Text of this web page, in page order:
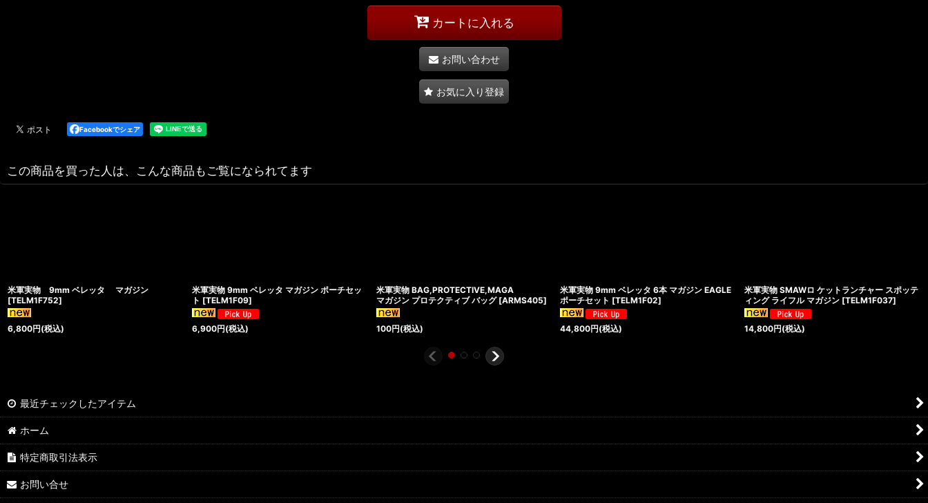
カートに入れる
お問い合わせ
お気に入り登録
Facebookでシェア
この商品を買った人は、こんな商品もご覧になられてます
米軍実物 9mm ベレッタ マガジン
[TELM1F752]
6,800円(税込)
米軍実物 9mm ベレッタ マガジン ポーチセッ
ト [TELM1F09]
6,900円(税込)
米軍実物 BAG,PROTECTIVE,MAGA
マガジン プロテクティブ バッグ [ARMS405]
100円(税込)
米軍実物 9mm ベレッタ 6本 マガジン EAGLE
ポーチセット [TELM1F02]
44,800円(税込)
米軍実物 SMAWロ ケットランチャー スポッテ
ィング ライフル マガジン [TELM1F037]
14,800円(税込)
最近チェックしたアイテム
ホーム
特定商取引法表示
お問い合せ